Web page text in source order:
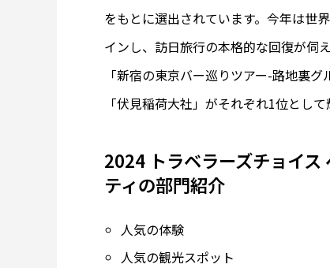
をもとに選出されています。今年は世
インし、訪日旅行の本格的な回復が伺
「新宿の東京バー巡りツアー-路地裏
「伏見稲荷大社」がそれぞれ1位として
2024 トラベラーズチョイス
ティの部門紹介
人気の体験
人気の観光スポット